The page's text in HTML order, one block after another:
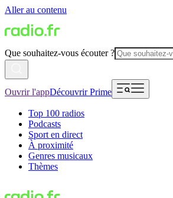
Aller au contenu
Que souhaitez-vous écouter ?
Ouvrir l'appDécouvrir Prime
Top 100 radios
Podcasts
Sport en direct
À proximité
Genres musicaux
Thèmes